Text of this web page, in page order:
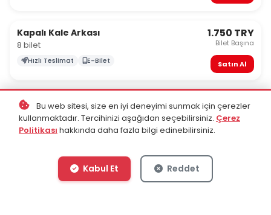
Kapalı Kale Arkası
8 bilet
1.750 TRY
Bilet Başına
Hızlı Teslimat
E-Bilet Satın Al
Kapalı Tribün
9 bilet
2.500 TRY
Bilet Başına
Hızlı Teslimat
E-Bilet
Maraton Tribün
Bu web sitesi, size en iyi deneyimi sunmak için çerezler
kullanmaktadır. Tercihinizi aşağıdan seçebilirsiniz. Çerez
Politikası hakkında daha fazla bilgi edinebilirsiniz.
Kabul Et Reddet